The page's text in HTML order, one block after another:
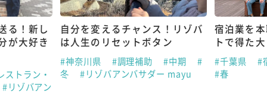
る！新し
が大好き
ストラン・
#リゾバアン
自分を変えるチャンス！リゾバ
は人生のリセットボタン
#神奈川県 #調理補助 #中期
#
冬
#リゾバアンバサダー mayu
宿泊業を
トで得た
#千葉県
#
#春